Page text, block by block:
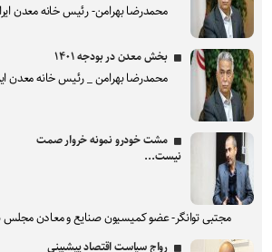
محمدرضا بهرامن- رئیس خانه معدن
بخش معدن در بودجه ۱۴۰۱
محمدرضا بهرامن _ رئیس خانه معدن
مشت خودرو نمونه خروار صمت
نیست...
مجتبی توانگر- عضو کمیسیون صنایع و معادن مجلس
رواج سیاست اقتصاد پیشبینی